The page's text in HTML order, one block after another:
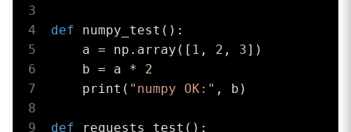
def numpy_test () :
    a = np.array([
1 , 2 , 3])
    b = a *
2
    print(
"numpy OK:" , b)
def requests_test () :